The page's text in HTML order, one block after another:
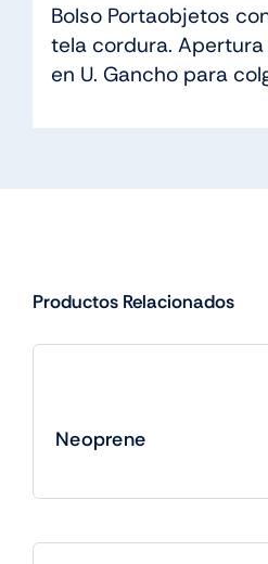
Bolso Portaobjetos
tela cordura.
en U. Gancho para
Productos Relacionados
Neoprene